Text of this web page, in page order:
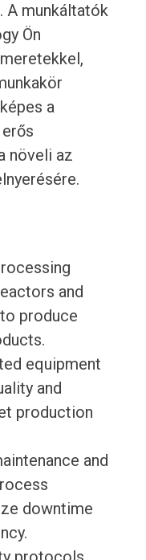
A munkáltatók
Ön
a
növeli az
and
produce
equipment
and
production
and
downtime